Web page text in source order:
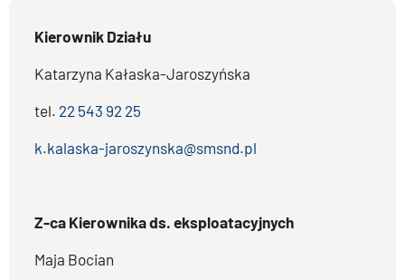
Kierownik Działu
Katarzyna Kałaska-Jaroszyńska
tel. 22 543 92 25
k.kalaska-jaroszynska@smsnd.pl
Z-ca Kierownika ds. eksploatacyjnych
Maja Bocian